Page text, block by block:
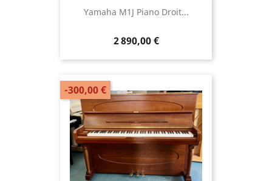
Yamaha M1J Piano Droit...
2 890,00 €
-300,00 €